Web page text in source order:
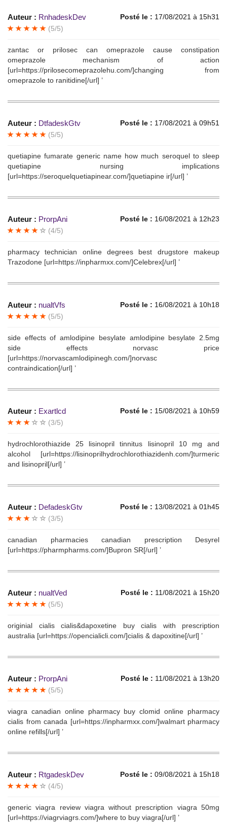
Auteur : RnhadeskDev Posté le : 17/08/2021 à 15h31
(5/5)
zantac or prilosec can omeprazole cause constipation
omeprazole mechanism of action
[url=https://prilosecomeprazolehu.com/]changing from
omeprazole to ranitidine[/url] ’
Auteur : DtfadeskGtv Posté le : 17/08/2021 à 09h51
(5/5)
quetiapine fumarate generic name how much seroquel to sleep
quetiapine nursing implications
[url=https://seroquelquetiapinear.com/]quetiapine ir[/url] ’
Auteur : ProrpAni Posté le : 16/08/2021 à 12h23
(4/5)
pharmacy technician online degrees best drugstore makeup
Trazodone [url=https://inpharmxx.com/]Celebrex[/url] ’
Auteur : nualtVfs Posté le : 16/08/2021 à 10h18
(5/5)
side effects of amlodipine besylate amlodipine besylate 2.5mg
side effects norvasc price
[url=https://norvascamlodipinegh.com/]norvasc
contraindication[/url] ’
Auteur : Exartlcd Posté le : 15/08/2021 à 10h59
(3/5)
hydrochlorothiazide 25 lisinopril tinnitus lisinopril 10 mg and
alcohol [url=https://lisinoprilhydrochlorothiazidenh.com/]turmeric
and lisinopril[/url] ’
Auteur : DefadeskGtv Posté le : 13/08/2021 à 01h45
(3/5)
canadian pharmacies canadian prescription Desyrel
[url=https://pharmpharms.com/]Bupron SR[/url] ’
Auteur : nualtVed Posté le : 11/08/2021 à 15h20
(5/5)
originial cialis cialis&dapoxetine buy cialis with prescription
australia [url=https://opencialicli.com/]cialis & dapoxitine[/url] ’
Auteur : ProrpAni Posté le : 11/08/2021 à 13h20
(5/5)
viagra canadian online pharmacy buy clomid online pharmacy
cialis from canada [url=https://inpharmxx.com/]walmart pharmacy
online refills[/url] ’
Auteur : RtgadeskDev Posté le : 09/08/2021 à 15h18
(4/5)
generic viagra review viagra without prescription viagra 50mg
[url=https://viagrviagrs.com/]where to buy viagra[/url] ’